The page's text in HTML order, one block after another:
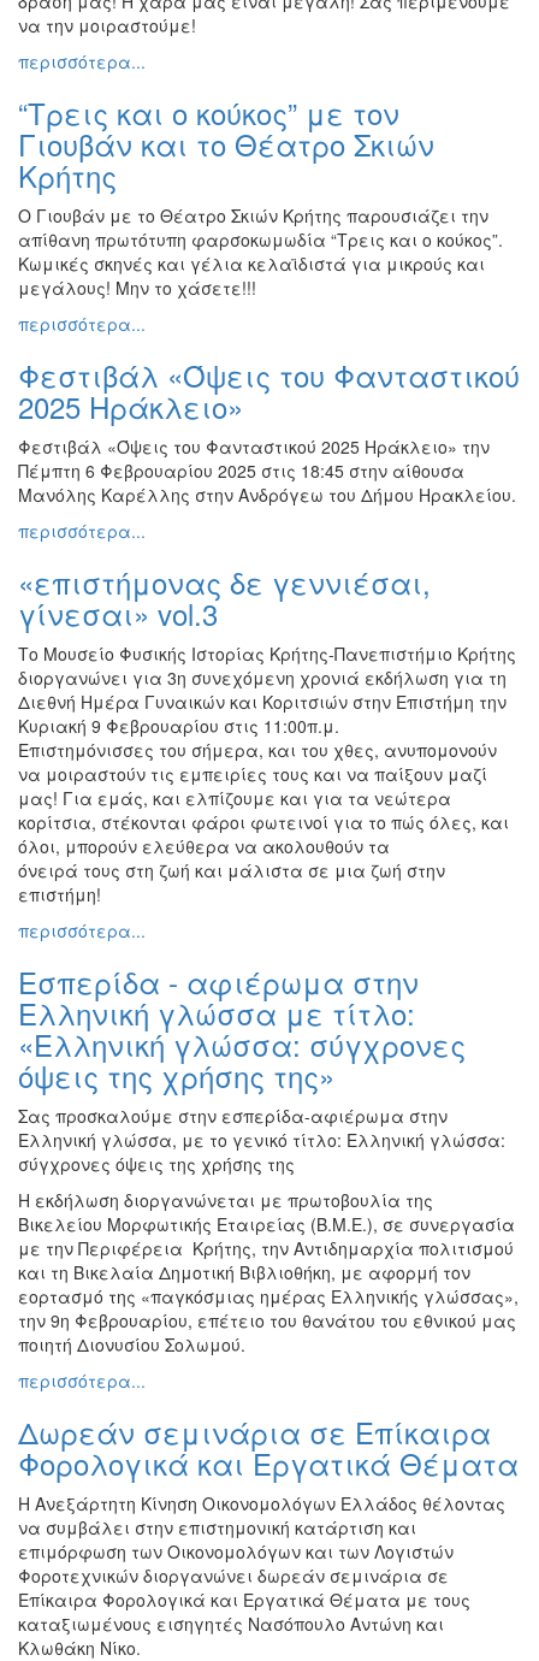
να την μοιραστούμε!
περισσότερα...
“Τρεις και ο κούκος” με τον
Γιουβάν και το Θέατρο Σκιών
Κρήτης
Ο Γιουβάν με το Θέατρο Σκιών Κρήτης παρουσιάζει την
απίθανη πρωτότυπη φαρσοκωμωδία “Τρεις και ο κούκος”.
Κωμικές σκηνές και γέλια κελαϊδιστά για μικρούς και
μεγάλους! Μην το χάσετε!!!
περισσότερα...
Φεστιβάλ «Όψεις του Φανταστικού
2025 Ηράκλειο»
Φεστιβάλ «Όψεις του Φανταστικού 2025 Ηράκλειο» την
Πέμπτη 6 Φεβρουαρίου 2025 στις 18:45 στην αίθουσα
Μανόλης Καρέλλης στην Ανδρόγεω του Δήμου Ηρακλείου.
περισσότερα...
«επιστήμονας δε γεννιέσαι,
γίνεσαι» vol.3
Το Μουσείο Φυσικής Ιστορίας Κρήτης-Πανεπιστήμιο Κρήτης
διοργανώνει για 3η συνεχόμενη χρονιά εκδήλωση για τη
Διεθνή Ημέρα Γυναικών και Κοριτσιών στην Επιστήμη την
Κυριακή 9 Φεβρουαρίου στις 11:00π.μ.
Επιστημόνισσες του σήμερα, και του χθες, ανυπομονούν
να μοιραστούν τις εμπειρίες τους και να παίξουν μαζί
μας! Για εμάς, και ελπίζουμε και για τα νεώτερα
κορίτσια, στέκονται φάροι φωτεινοί για το πώς όλες, και
όλοι, μπορούν ελεύθερα να ακολουθούν τα
όνειρά τους στη ζωή και μάλιστα σε μια ζωή στην
επιστήμη!
περισσότερα...
Εσπερίδα - αφιέρωμα στην
Ελληνική γλώσσα με τίτλο:
«Ελληνική γλώσσα: σύγχρονες
όψεις της χρήσης της»
Σας προσκαλούμε στην εσπερίδα-αφιέρωμα στην
Ελληνική γλώσσα, με το γενικό τίτλο: Ελληνική γλώσσα:
σύγχρονες όψεις της χρήσης της
Η εκδήλωση διοργανώνεται με πρωτοβουλία της
Βικελείου Μορφωτικής Εταιρείας (Β.Μ.Ε.), σε συνεργασία
με την Περιφέρεια Κρήτης, την Αντιδημαρχία πολιτισμού
και τη Βικελαία Δημοτική Βιβλιοθήκη, με αφορμή τον
εορτασμό της «παγκόσμιας ημέρας Ελληνικής γλώσσας»,
την 9η Φεβρουαρίου, επέτειο του θανάτου του εθνικού μας
ποιητή Διονυσίου Σολωμού.
περισσότερα...
Δωρεάν σεμινάρια σε Επίκαιρα
Φορολογικά και Εργατικά Θέματα
Η Ανεξάρτητη Κίνηση Οικονομολόγων Ελλάδος θέλοντας
να συμβάλει στην επιστημονική κατάρτιση και
επιμόρφωση των Οικονομολόγων και των Λογιστών
Φοροτεχνικών διοργανώνει δωρεάν σεμινάρια σε
Επίκαιρα Φορολογικά και Εργατικά Θέματα με τους
καταξιωμένους εισηγητές Νασόπουλο Αντώνη και
Κλωθάκη Νίκο.